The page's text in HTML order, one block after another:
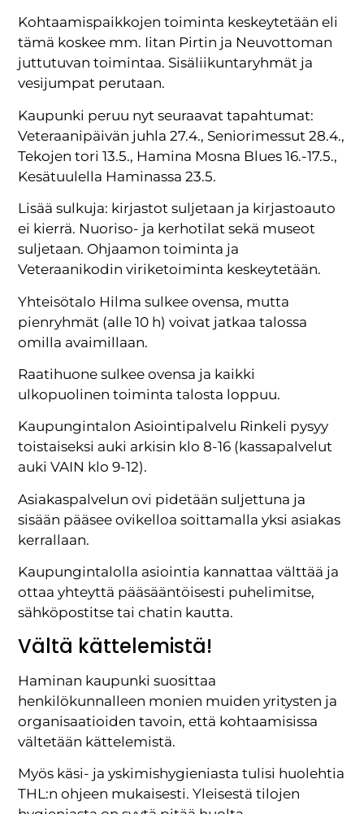
Kohtaamispaikkojen toiminta keskeytetään eli
tämä koskee mm. Iitan Pirtin ja Neuvottoman
juttutuvan toimintaa. Sisäliikuntaryhmät ja
vesijumpat perutaan.
Kaupunki peruu nyt seuraavat tapahtumat:
Veteraanipäivän juhla 27.4., Seniorimessut 28.4.,
Tekojen tori 13.5., Hamina Mosna Blues 16.-17.5.,
Kesätuulella Haminassa 23.5.
Lisää sulkuja: kirjastot suljetaan ja kirjastoauto
ei kierrä. Nuoriso- ja kerhotilat sekä museot
suljetaan. Ohjaamon toiminta ja
Veteraanikodin viriketoiminta keskeytetään.
Yhteisötalo Hilma sulkee ovensa, mutta
pienryhmät (alle 10 h) voivat jatkaa talossa
omilla avaimillaan.
Raatihuone sulkee ovensa ja kaikki
ulkopuolinen toiminta talosta loppuu.
Kaupungintalon Asiointipalvelu Rinkeli pysyy
toistaiseksi auki arkisin klo 8-16 (kassapalvelut
auki VAIN klo 9-12).
Asiakaspalvelun ovi pidetään suljettuna ja
sisään pääsee ovikelloa soittamalla yksi asiakas
kerrallaan.
Kaupungintalolla asiointia kannattaa välttää ja
ottaa yhteyttä pääsääntöisesti puhelimitse,
sähköpostitse tai chatin kautta.
Vältä kättelemistä!
Haminan kaupunki suosittaa
henkilökunnalleen monien muiden yritysten ja
organisaatioiden tavoin, että kohtaamisissa
vältetään kättelemistä.
Myös käsi- ja yskimishygieniasta tulisi huolehtia
THL:n ohjeen mukaisesti. Yleisestä tilojen